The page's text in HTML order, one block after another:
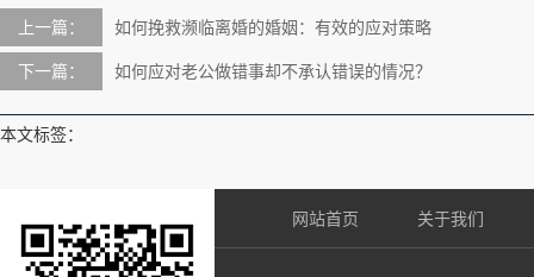
上一篇： 如何挽救濒临离婚的婚姻：有效的应对策略
下一篇： 如何应对老公做错事却不承认错误的情况？
本文标签：
网站首页 关于我们